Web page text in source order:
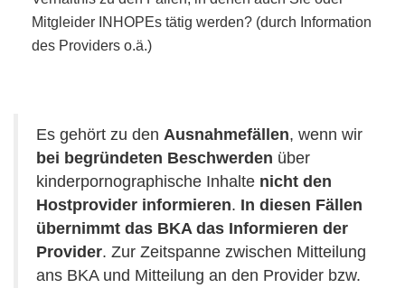
Mitgleider INHOPEs tätig werden? (durch Information
des Providers o.ä.)
Es gehört zu den Ausnahmefällen, wenn wir
bei begründeten Beschwerden über
kinderpornographische Inhalte nicht den
Hostprovider informieren. In diesen Fällen
übernimmt das BKA das Informieren der
Provider. Zur Zeitspanne zwischen Mitteilung
ans BKA und Mitteilung an den Provider bzw.